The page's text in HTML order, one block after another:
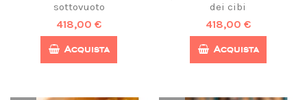
sottovuoto
418,00 €
Acquista
dei cibi
418,00 €
Acquista